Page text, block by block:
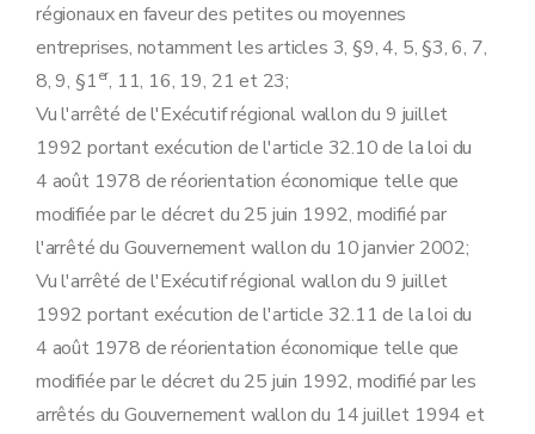
Art. 21
Art. 22
Art. 23
Art. 24
Art. 25
Art. 26
Art.26bis
Section 3 La prime à la qualité
Art. 27
Art. 28
Art. 29
Art. 30
Art. 31
Art. 32
Art. 33
Section 4 La prime aux services de conseil
Art. 34
Art. 35
régionaux en faveur des petites ou moyennes
entreprises, notamment les articles 3, §9, 4, 5, §3, 6, 7,
8, 9, §1er, 11, 16, 19, 21 et 23;
Vu l'arrêté de l'Exécutif régional wallon du 9 juillet
1992 portant exécution de l'article 32.10 de la loi du
4 août 1978 de réorientation économique telle que
modifiée par le décret du 25 juin 1992, modifié par
l'arrêté du Gouvernement wallon du 10 janvier 2002;
Vu l'arrêté de l'Exécutif régional wallon du 9 juillet
1992 portant exécution de l'article 32.11 de la loi du
4 août 1978 de réorientation économique telle que
modifiée par le décret du 25 juin 1992, modifié par les
arrêtés du Gouvernement wallon du 14 juillet 1994 et